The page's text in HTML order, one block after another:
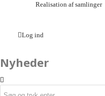
Realisation af samlinger
Log ind
Nyheder